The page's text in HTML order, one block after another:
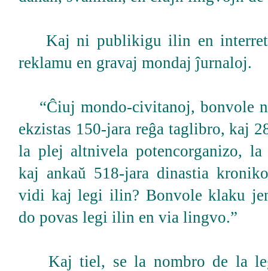
Kaj ni publikigu ilin en
reklamu en gravaj mondaj ĵurnaloj.
“Ĉiuj mondo-civitanoj, bonvole
ekzistas 150-jara reĝa taglibro, kaj
la plej altnivela potencorganizo, la
kaj ankaŭ 518-jara dinastia
vidi kaj legi ilin? Bonvole klaku
do povas legi ilin en via lingvo.”
Kaj tiel, se la nombro de la